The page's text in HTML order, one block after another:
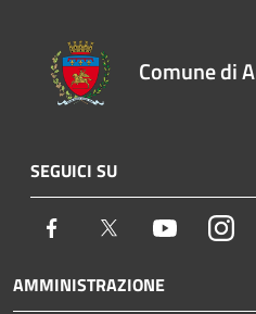
Comune di
SEGUICI SU
Facebook Twitter Youtube
AMMINISTRAZIONE